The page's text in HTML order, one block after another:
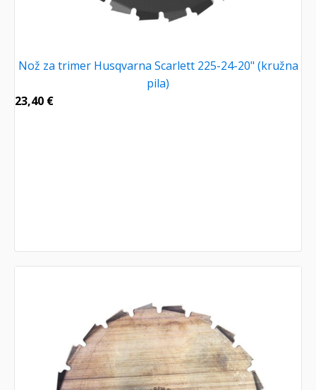
Nož za trimer Husqvarna Scarlett 225-24-20" (kružna
pila)
23,40 €